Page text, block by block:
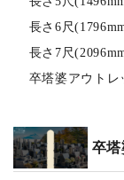
長さ6尺
長さ7尺
卒塔婆アウトレ
卒